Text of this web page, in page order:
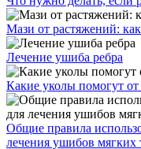
Мази от растяжений:
Лечение ушиба ребра
Какие уколы помогут
Общие правила
лечения ушибов мягких